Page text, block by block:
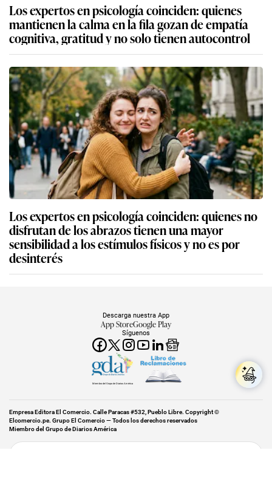
Los expertos en psicología coinciden: quienes
mantienen la calma en la fila gozan de empatía
cognitiva, gratitud y no solo tienen autocontrol
Los expertos en psicología coinciden: quienes no
disfrutan de los abrazos tienen una mayor
sensibilidad a los estímulos físicos y no es por
desinterés
Síguenos
Descarga nuestra App
App StoreGoogle Play
Miembro del Grupo de Diarios América
Empresa Editora El Comercio. Calle Paracas #532, Pueblo Libre. Copyright ©
Elcomercio.pe. Grupo El Comercio — Todos los derechos reservados
Miembro del Grupo de Diarios América